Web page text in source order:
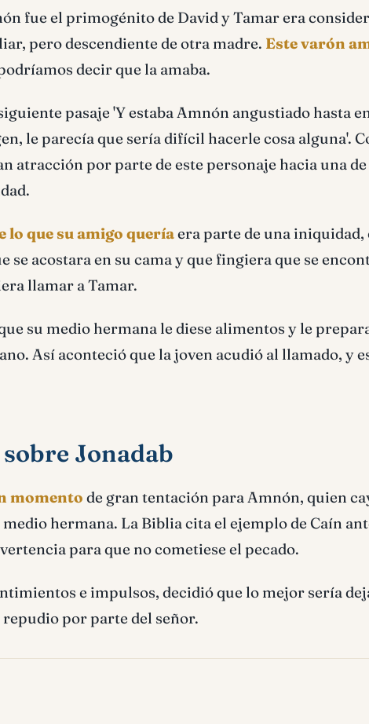
fue el primogénito de David y Tamar era
pero descendiente de otra madre. Este varón
decir que la amaba.
pasaje 'Y estaba Amnón angustiado hasta
le parecía que sería difícil hacerle cosa alguna'.
atracción por parte de este personaje hacia una
lo que su amigo queríaera parte de una
se acostara en su cama y que fingiera que se
llamar a Tamar.
su medio hermana le diese alimentos y le
Así aconteció que la joven acudió al llamado, y
Jonadab
momento de gran tentación para Amnón, quien
hermana. La Biblia cita el ejemplo de Caín
para que no cometiese el pecado.
e impulsos, decidió que lo mejor sería
repudio por parte del señor.